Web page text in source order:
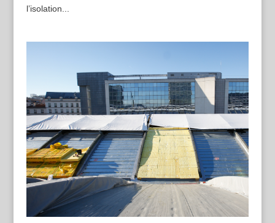
l’isolation...